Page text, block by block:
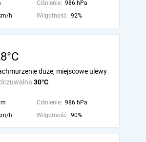
Ciśnienie: 986 hPa
h Wilgotność: 92%
30°C
duże, miejscowe ulewy
Ciśnienie: 986 hPa
h Wilgotność: 90%